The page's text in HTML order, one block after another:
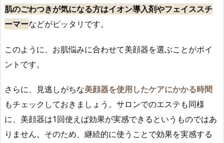
肌のごわつきが気になる方はイオン導入剤やフェイススチ
ーマーなどがピッタリです。
このように、お肌悩みに合わせて美顔器を選ぶことがポイ
ントです。
さらに、見逃しがちな美顔器を使用したケアにかかる時間
もチェックしておきましょう。サロンでのエステも同様
に、美顔器は1回使えば効果が実感できるというものではあ
りません。そのため、継続的に使うことで効果を実感する